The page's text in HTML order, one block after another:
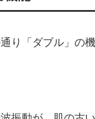
り「ダブル」の